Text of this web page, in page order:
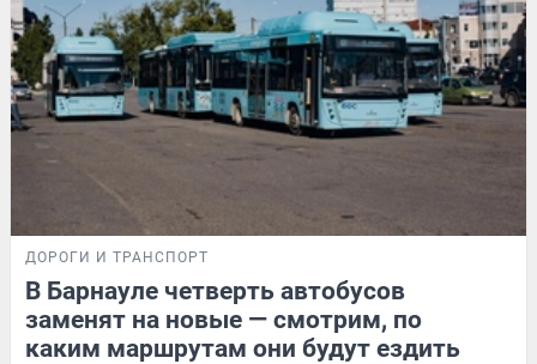
ДОРОГИ И ТРАНСПОРТ
В Барнауле четверть автобусов
заменят на новые — смотрим, по
каким маршрутам они будут ездить